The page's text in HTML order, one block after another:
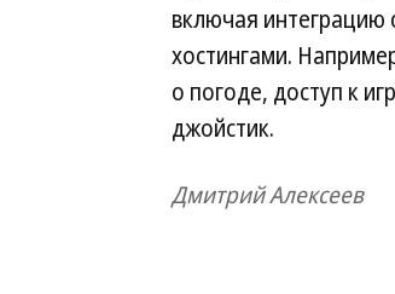
включая интеграцию
хостингами.
о погоде, доступ к
джойстик.
Дмитрий Алексеев